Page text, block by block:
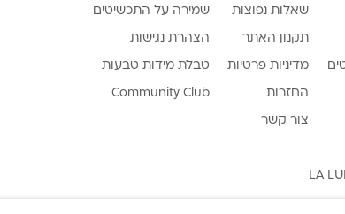
LA
שאלות נפוצות
תקנון האתר
מדיניות פרטיות
החזרות
צור קשר
שמירה על התכשיטים
הצהרת נגישות
טבלת מידות טבעות
Community Club